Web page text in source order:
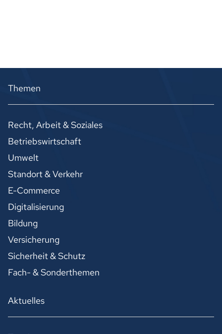
Themen
Recht, Arbeit & Soziales
Betriebswirtschaft
Umwelt
Standort & Verkehr
E-Commerce
Digitalisierung
Bildung
Versicherung
Sicherheit & Schutz
Fach- & Sonderthemen
Aktuelles